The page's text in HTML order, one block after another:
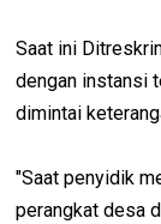
Saat ini
dengan instansi
dimintai
"Saat penyidik
perangkat desa